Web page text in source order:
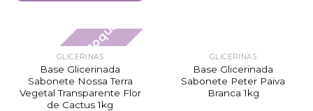
Fora de estoque
GLICERINAS
Base Glicerinada
Sabonete Nossa Terra
Vegetal Transparente Flor
de Cactus 1kg
GLICERINAS
Base Glicerinada
Sabonete Peter Paiva
Branca 1kg